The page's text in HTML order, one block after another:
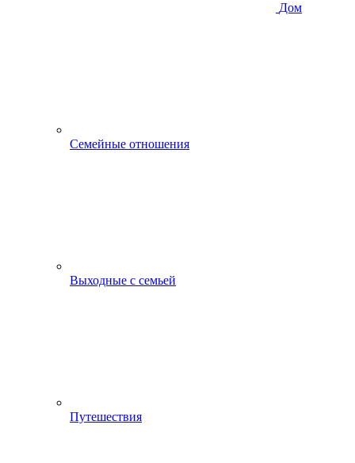
Дом
Семейные отношения
Выходные с семьей
Путешествия